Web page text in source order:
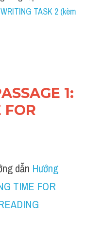
TASK 2 (kèm
1:
FOR
dẫn Hướng
TIME FOR